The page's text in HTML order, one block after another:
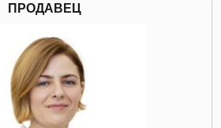
ПРОДАВЕЦ